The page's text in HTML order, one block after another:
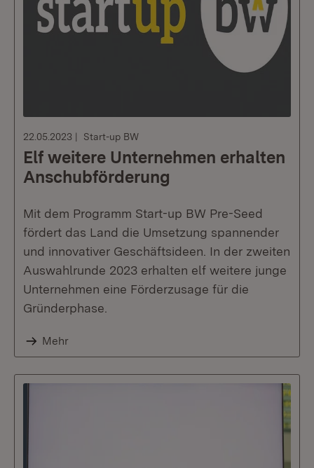
22.05.2023 Start-up BW
Elf weitere Unternehmen erhalten
Anschubförderung
Mit dem Programm Start-up BW Pre-Seed
fördert das Land die Umsetzung spannender
und innovativer Geschäftsideen. In der zweiten
Auswahlrunde 2023 erhalten elf weitere junge
Unternehmen eine Förderzusage für die
Gründerphase.
Mehr